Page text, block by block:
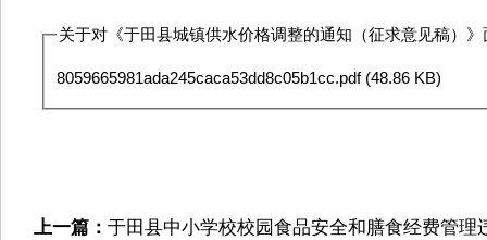
关于对《于田县城镇供水价格调整的通知（征求意见稿）
8059665981ada245caca53dd8c05b1cc.pdf(48.86 KB)
上一篇： 于田县中小学校校园食品安全和膳食经费管